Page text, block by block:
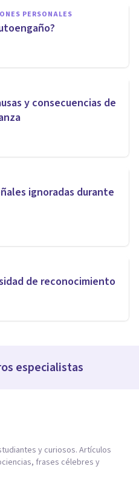
PERSONALES
y consecuencias de
ignoradas durante
de reconocimiento
especialistas
y curiosos. Artículos
frases célebres y